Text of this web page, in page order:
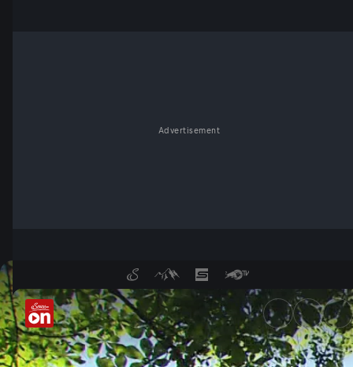
Advertisement
Kurzurlaub in Österreich -